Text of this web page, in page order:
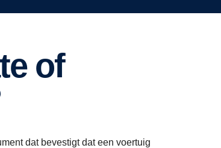
dat bevestigt dat een voertuig